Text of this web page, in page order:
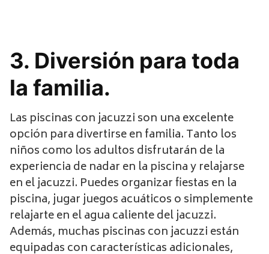
3. Diversión para toda
la familia.
Las piscinas con jacuzzi son una excelente
opción para divertirse en familia. Tanto los
niños como los adultos disfrutarán de la
experiencia de nadar en la piscina y relajarse
en el jacuzzi. Puedes organizar fiestas en la
piscina, jugar juegos acuáticos o simplemente
relajarte en el agua caliente del jacuzzi.
Además, muchas piscinas con jacuzzi están
equipadas con características adicionales,